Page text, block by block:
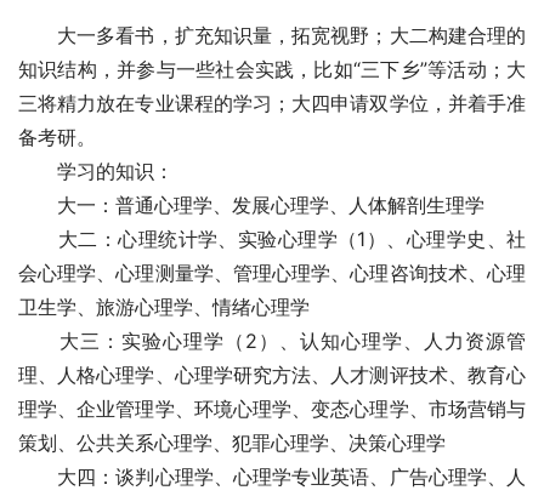
大一多看书，扩充知识量，拓宽视野；大二构建合理的
知识结构，并参与一些社会实践，比如“三下乡”等活动；大
三将精力放在专业课程的学习；大四申请双学位，并着手准
备考研。
学习的知识：
大一：普通心理学、发展心理学、人体解剖生理学
大二：心理统计学、实验心理学（1）、心理学史、社
会心理学、心理测量学、管理心理学、心理咨询技术、心理
卫生学、旅游心理学、情绪心理学
大三：实验心理学（2）、认知心理学、人力资源管
理、人格心理学、心理学研究方法、人才测评技术、教育心
理学、企业管理学、环境心理学、变态心理学、市场营销与
策划、公共关系心理学、犯罪心理学、决策心理学
大四：谈判心理学、心理学专业英语、广告心理学、人